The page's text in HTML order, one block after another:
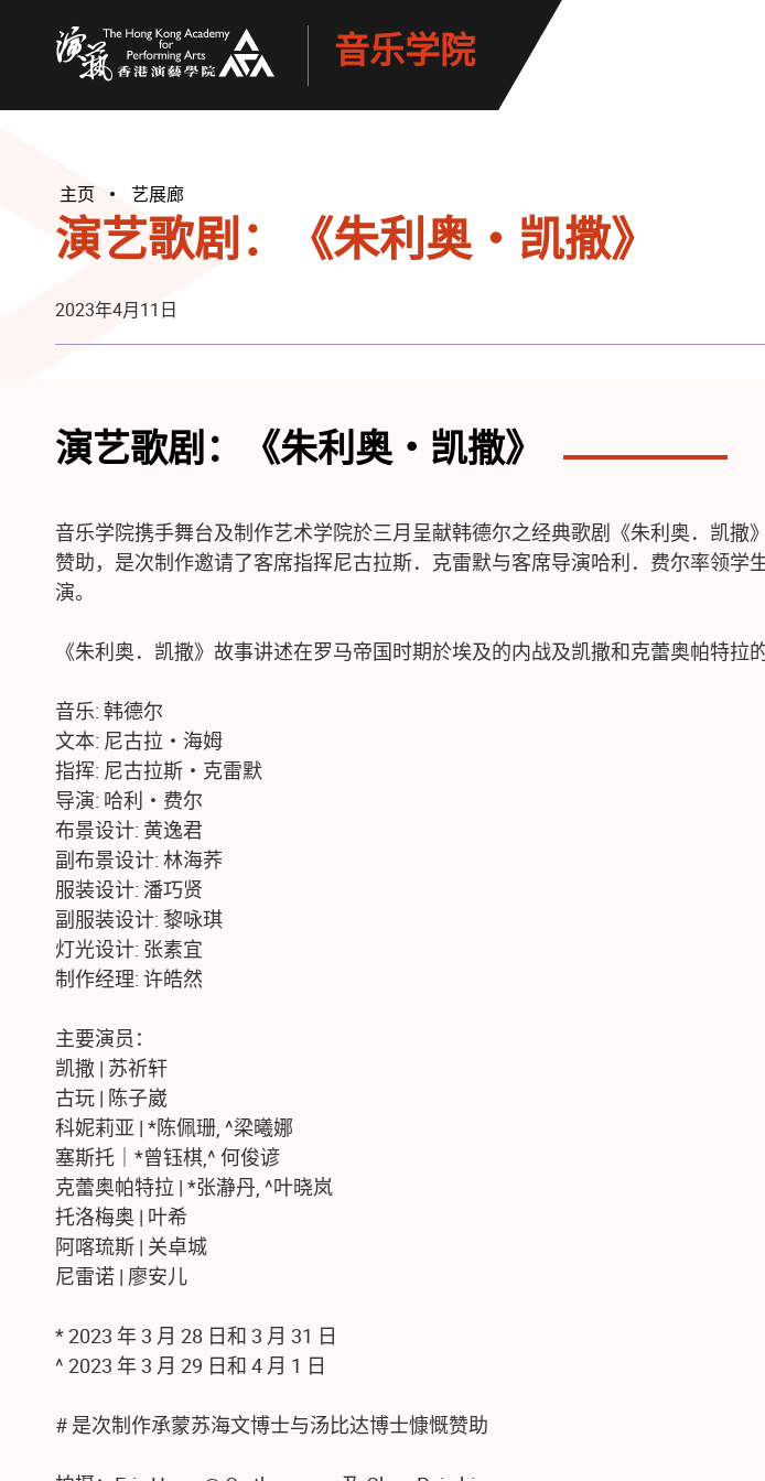
音乐学院
主页 艺展廊
演艺歌剧：《朱利奥・凯撒》
2023年4月11日
演艺歌剧：《朱利奥・凯撒》
音乐学院携手舞台及制作艺术学院於三月呈献韩德尔之经典歌剧《朱利奥．凯撒
赞助，是次制作邀请了客席指挥尼古拉斯．克雷默与客席导演哈利．费尔率领学
演。
《朱利奥．凯撒》故事讲述在罗马帝国时期於埃及的内战及凯撒和克蕾奥帕特拉
音乐: 韩德尔
文本: 尼古拉・海姆
指挥: 尼古拉斯・克雷默
导演: 哈利・费尔
布景设计: 黄逸君
副布景设计: 林海荞
服装设计: 潘巧贤
副服装设计: 黎咏琪
灯光设计: 张素宜
制作经理: 许皓然
主要演员：
凯撒 | 苏祈轩
古玩 | 陈子崴
科妮莉亚 | *陈佩珊, ^梁曦娜
塞斯托｜*曾钰棋,^ 何俊谚
克蕾奥帕特拉 | *张瀞丹, ^叶晓岚
托洛梅奥 | 叶希
阿喀琉斯 | 关卓城
尼雷诺 | 廖安儿
* 2023 年 3 月 28 日和 3 月 31 日
^ 2023 年 3 月 29 日和 4 月 1 日
# 是次制作承蒙苏海文博士与汤比达博士慷慨赞助